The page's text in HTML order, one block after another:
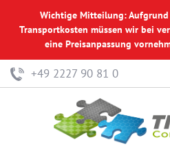
Wichtige Mitteilung:
Transportkosten müssen wir bei
eine Preisanpassung
+49 2227 90 81 0